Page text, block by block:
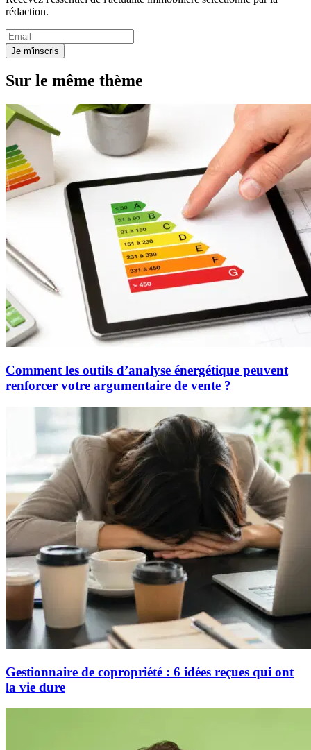
rédaction.
Je m'inscris
Sur le même thème
Comment les outils d’analyse énergétique peuvent
renforcer votre argumentaire de vente ?
Gestionnaire de copropriété : 6 idées reçues qui ont
la vie dure